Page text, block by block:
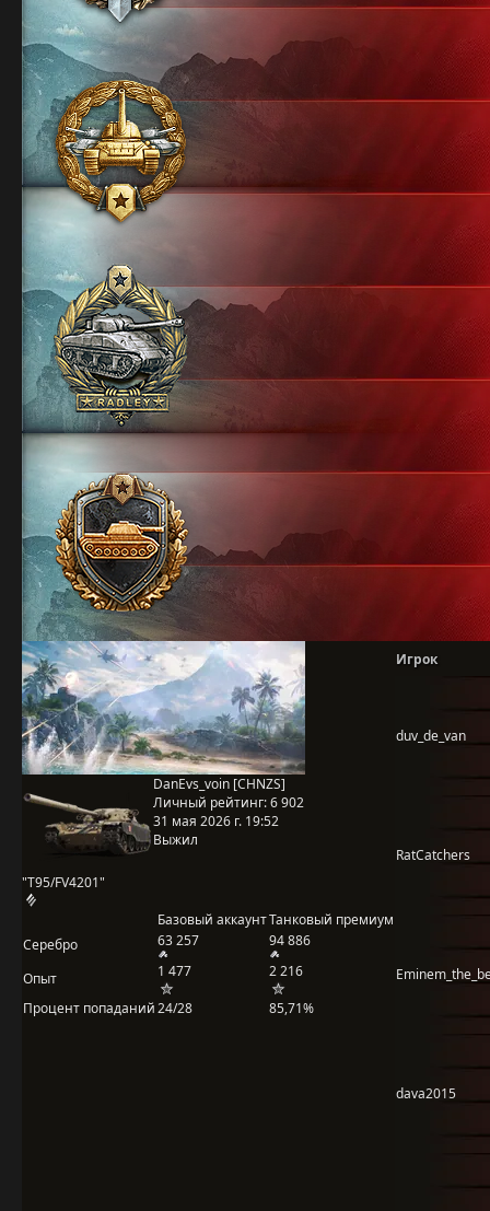
"T95/FV4201"
DanEvs_voin [CHNZS]
Личный рейтинг:6 902
31 мая 2026 г. 19:52
Выжил
Базовый аккаунтТанковый премиум
Серебро
63 257 94 886
Опыт 1 477
2 216
Процент попаданий24/28 85,71%
Игрок
duv_de_van
RatCatchers
dava2015